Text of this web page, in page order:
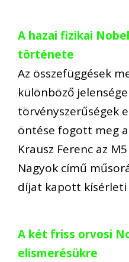
A hazai fizikai
története
Az összefüggések
különböző
törvényszerűségek
öntése fogott meg
Krausz Ferenc az
Nagyok című
díjat kapott
A két friss orvosi
elismerésükre